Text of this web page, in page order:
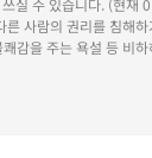
쓰실 수 있습니다. (현
른 사람의 권리를 침해
감을 주는 욕설 등 비